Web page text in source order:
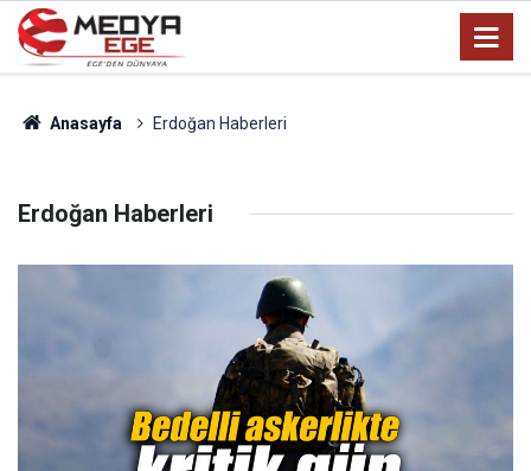
Anasayfa Erdoğan Haberleri
Erdoğan Haberleri